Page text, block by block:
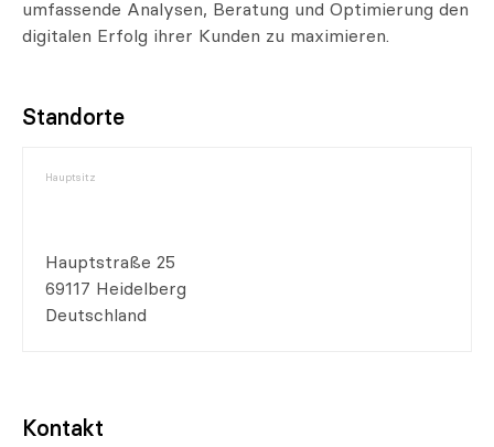
umfassende Analysen, Beratung und Optimierung den
digitalen Erfolg ihrer Kunden zu maximieren.
Standorte
Hauptsitz
Hauptstraße 25
69117 Heidelberg
Deutschland
Kontakt